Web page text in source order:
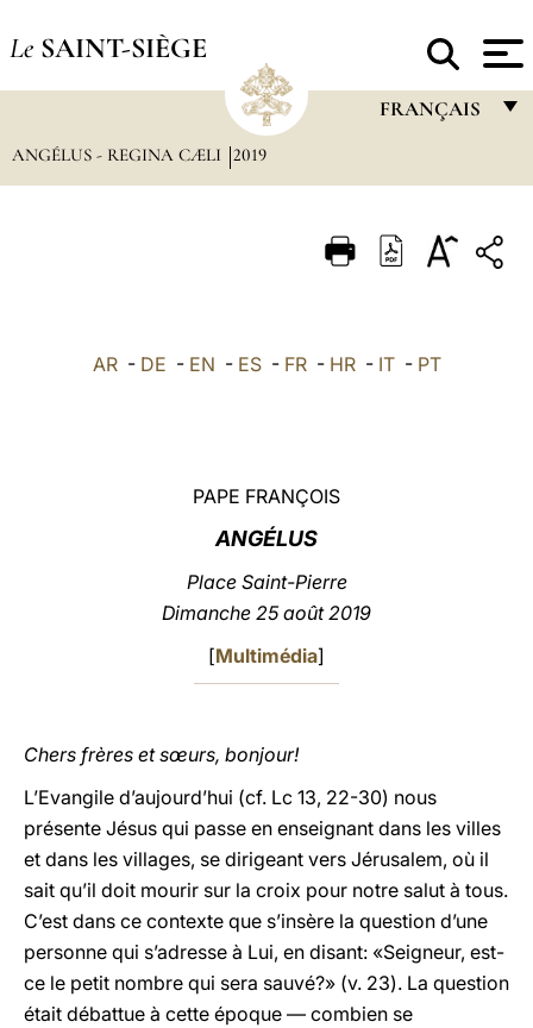
Le SAINT-SIÈGE
FRANÇAIS
ITALIANO
ANGÉLUS - REGINA CÆLI 2019
AR- DE - EN - ES- FR- HR- IT- PT
PAPE FRANÇOIS
ANGÉLUS
Place Saint-Pierre
Dimanche 25 août 2019
[Multimédia]
Chers frères et sœurs, bonjour!
L’Evangile d’aujourd’hui (cf. Lc 13, 22-30) nous
présente Jésus qui passe en enseignant dans les villes
et dans les villages, se dirigeant vers Jérusalem, où il
sait qu’il doit mourir sur la croix pour notre salut à tous.
C’est dans ce contexte que s’insère la question d’une
personne qui s’adresse à Lui, en disant: «Seigneur, est-
ce le petit nombre qui sera sauvé?» (v. 23). La question
était débattue à cette époque — combien se